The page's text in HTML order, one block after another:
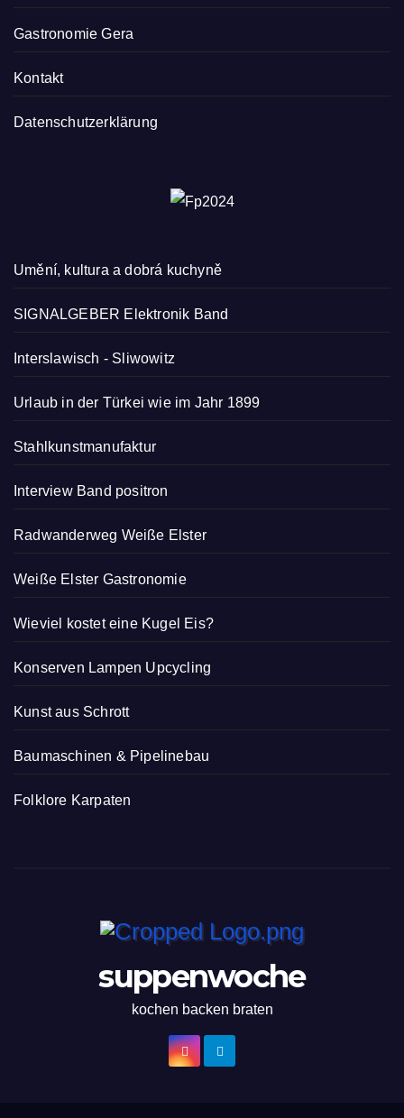
Gastronomie Gera
Kontakt
Datenschutzerklärung
Umění, kultura a dobrá kuchyně
SIGNALGEBER Elektronik Band
Interslawisch - Sliwowitz
Urlaub in der Türkei wie im Jahr 1899
Stahlkunstmanufaktur
Interview Band positron
Radwanderweg Weiße Elster
Weiße Elster Gastronomie
Wieviel kostet eine Kugel Eis?
Konserven Lampen Upcycling
Kunst aus Schrott
Baumaschinen & Pipelinebau
Folklore Karpaten
suppenwoche
kochen backen braten